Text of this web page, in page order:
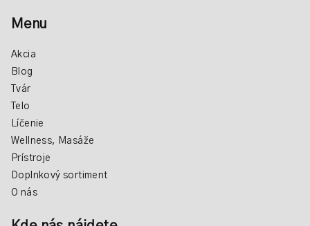
Menu
Akcia
Blog
Tvár
Telo
Líčenie
Wellness, Masáže
Prístroje
Doplnkový sortiment
O nás